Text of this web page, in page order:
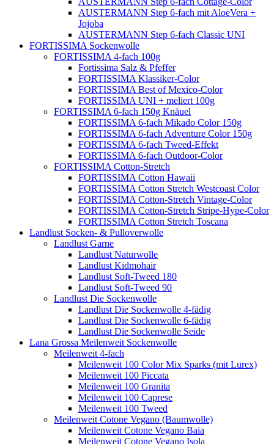
AUSTERMANN Step 6-fach mit AloeVera +
Jojoba
AUSTERMANN Step 6-fach Classic UNI
FORTISSIMA Sockenwolle
FORTISSIMA 4-fach 100g
Fortissima Salz & Pfeffer
FORTISSIMA Klassiker-Color
FORTISSIMA Best of Mexico-Color
FORTISSIMA UNI + meliert 100g
FORTISSIMA 6-fach 150g Knäuel
FORTISSIMA 6-fach Mikado Color 150g
FORTISSIMA 6-fach Adventure Color 150g
FORTISSIMA 6-fach Tweed-Effekt
FORTISSIMA 6-fach Outdoor-Color
FORTISSIMA Cotton-Stretch
FORTISSIMA Cotton Hawaii
FORTISSIMA Cotton Stretch Westcoast Color
FORTISSIMA Cotton-Stretch Vintage-Color
FORTISSIMA Cotton-Stretch Stripe-Hype-Color
FORTISSIMA Cotton Stretch Toscana
Landlust Socken- & Pulloverwolle
Landlust Garne
Landlust Naturwolle
Landlust Kidmohair
Landlust Soft-Tweed 180
Landlust Soft-Tweed 90
Landlust Die Sockenwolle
Landlust Die Sockenwolle 4-fädig
Landlust Die Sockenwolle 6-fädig
Landlust Die Sockenwolle Seide
Lana Grossa Meilenweit Sockenwolle
Meilenweit 4-fach
Meilenweit 100 Color Mix Sparks (mit Lurex)
Meilenweit 100 Piccata
Meilenweit 100 Granita
Meilenweit 100 Caprese
Meilenweit 100 Tweed
Meilenweit Cotone Vegano (Baumwolle)
Meilenweit Cotone Vegano Baia
Meilenweit Cotone Vegano Isola